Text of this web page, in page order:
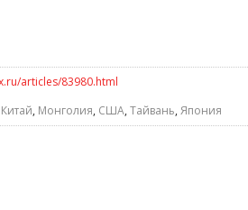
articles/83980.html
Китай, Монголия, США, Тайвань, Япония